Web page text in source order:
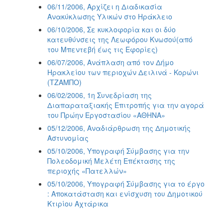
06/11/2006, Αρχίζει η Διαδικασία
Ανακύκλωσης Υλικών στο Ηράκλειο
06/10/2006, Σε κυκλοφορία και οι δύο
κατευθύνσεις της Λεωφόρου Κνωσού(από
του Μπεντεβή έως τις Εφορίες)
06/07/2006, Ανάπλαση από τον Δήμο
Ηρακλείου των περιοχών Δειλινά - Κορώνι
(ΤΖΑΜΠΟ)
06/02/2006, 1η Συνεδρίαση της
Διαπαραταξιακής Επιτροπής για την αγορά
του Πρώην Εργοστασίου «ΑΘΗΝΑ»
05/12/2006, Αναδιάρθρωση της Δημοτικής
Αστυνομίας
05/10/2006, Υπογραφή Σύμβασης για την
Πολεοδομική Μελέτη Επέκτασης της
περιοχής «Πατελλών»
05/10/2006, Υπογραφή Σύμβασης για το έργο
: Αποκατάσταση και ενίσχυση του Δημοτικού
Κτιρίου Αχτάρικα